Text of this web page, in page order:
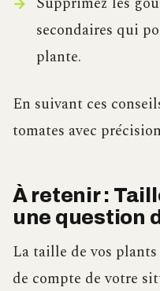
secondaires qui
plante.
En suivant ces
tomates avec
À retenir :
une question
La taille de vos
de compte de votre